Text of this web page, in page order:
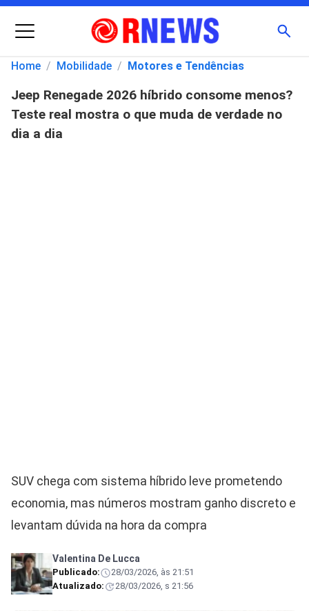
Menu
Pesquisar
por:
Home / Mobilidade / Motores e Tendências
Jeep Renegade 2026 híbrido consome menos?
Teste real mostra o que muda de verdade no
dia a dia
SUV chega com sistema híbrido leve prometendo
economia, mas números mostram ganho discreto e
levantam dúvida na hora da compra
Valentina De Lucca
Publicado:
28/03/2026, às 21:51
Atualizado:
28/03/2026, s 21:56